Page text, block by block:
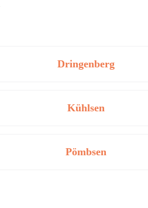
Dringenberg
Kühlsen
Pömbsen